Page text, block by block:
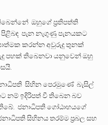
ඔහුගේ ප්‍රතිපත්ති
පැන නැගුණු පැනයකට
කරන්න අවුරුදු තුනක්
පහක් තිබෙනවා යනුවෙන් ඔහු
සිහින පෙරමුණේ බැසිල්
නම් ඉදිරිපත් වී තිබෙන බව
ජනාධිපති ගෝඨාභයගේ
සිහිනය තරම්ම ප්‍රබල සහ